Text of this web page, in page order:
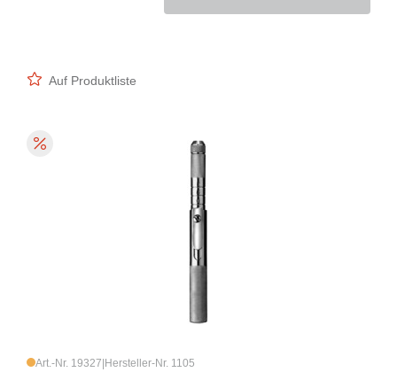
Auf Produktliste
Art.-Nr. 19327 Hersteller-Nr. 1105